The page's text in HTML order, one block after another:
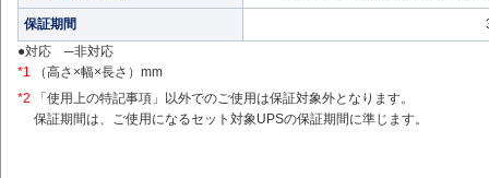
保証期間
●対応 ─非対応
*1
（高さ×幅×長さ）mm
*2
「使用上の特記事項」以外でのご使用は保証対象外となります。
保証期間は、ご使用になるセット対象UPSの保証期間に準じます。